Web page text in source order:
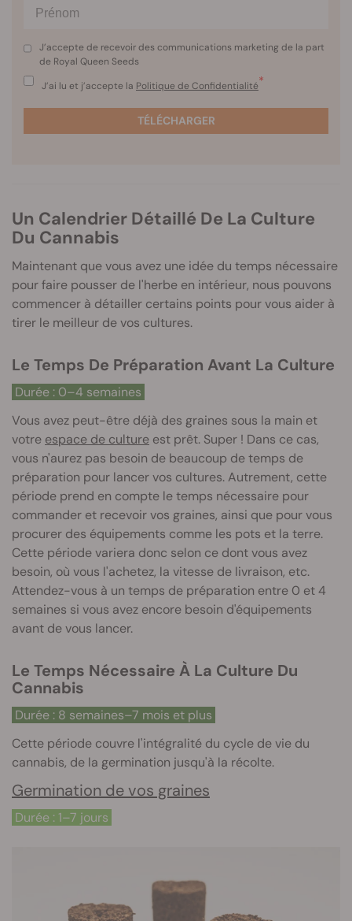
J’accepte de recevoir des communications marketing de la part
de Royal Queen Seeds
J’ai lu et j’accepte la Politique de Confidentialité*
TÉLÉCHARGER
Un Calendrier Détaillé De La Culture
Du Cannabis
Maintenant que vous avez une idée du temps nécessaire
pour faire pousser de l'herbe en intérieur, nous pouvons
commencer à détailler certains points pour vous aider à
tirer le meilleur de vos cultures.
Le Temps De Préparation Avant La Culture
Durée : 0–4 semaines
Vous avez peut-être déjà des graines sous la main et
votre espace de culture est prêt. Super ! Dans ce cas,
vous n'aurez pas besoin de beaucoup de temps de
préparation pour lancer vos cultures. Autrement, cette
période prend en compte le temps nécessaire pour
commander et recevoir vos graines, ainsi que pour vous
procurer des équipements comme les pots et la terre.
Cette période variera donc selon ce dont vous avez
besoin, où vous l'achetez, la vitesse de livraison, etc.
Attendez-vous à un temps de préparation entre 0 et 4
semaines si vous avez encore besoin d'équipements
avant de vous lancer.
Le Temps Nécessaire À La Culture Du
Cannabis
Durée : 8 semaines–7 mois et plus
Cette période couvre l'intégralité du cycle de vie du
cannabis, de la germination jusqu'à la récolte.
Germination de vos graines
Durée : 1–7 jours